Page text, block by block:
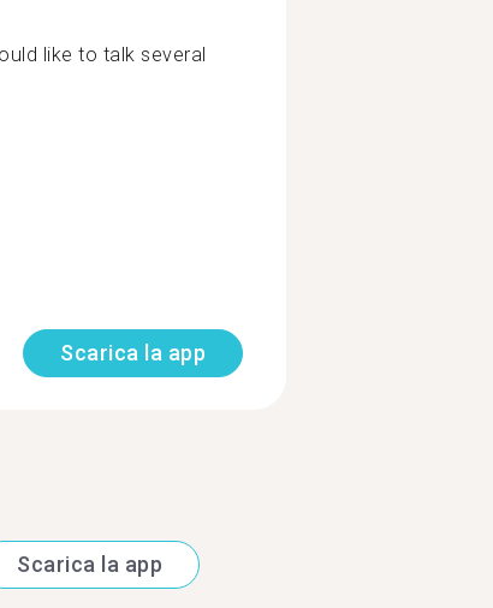
like to talk several
Scarica la app
Scarica la app